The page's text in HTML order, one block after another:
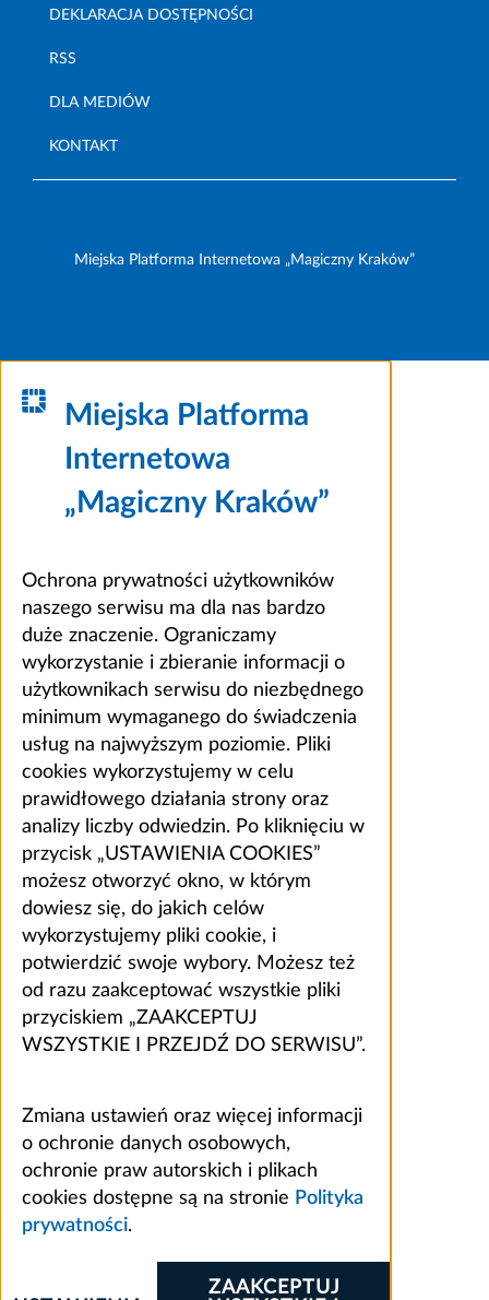
DEKLARACJA DOSTĘPNOŚCI
RSS
DLA MEDIÓW
KONTAKT
Miejska Platforma Internetowa „Magiczny Kraków”
Miejska Platforma
Internetowa
„Magiczny Kraków”
Ochrona prywatności użytkowników
naszego serwisu ma dla nas bardzo
duże znaczenie. Ograniczamy
wykorzystanie i zbieranie informacji o
użytkownikach serwisu do niezbędnego
minimum wymaganego do świadczenia
usług na najwyższym poziomie. Pliki
cookies wykorzystujemy w celu
prawidłowego działania strony oraz
analizy liczby odwiedzin. Po kliknięciu w
przycisk „USTAWIENIA COOKIES”
możesz otworzyć okno, w którym
dowiesz się, do jakich celów
wykorzystujemy pliki cookie, i
potwierdzić swoje wybory. Możesz też
od razu zaakceptować wszystkie pliki
przyciskiem „ZAAKCEPTUJ
WSZYSTKIE I PRZEJDŹ DO SERWISU”.
Zmiana ustawień oraz więcej informacji
o ochronie danych osobowych,
ochronie praw autorskich i plikach
cookies dostępne są na stronie Polityka
prywatności.
ZAAKCEPTUJ